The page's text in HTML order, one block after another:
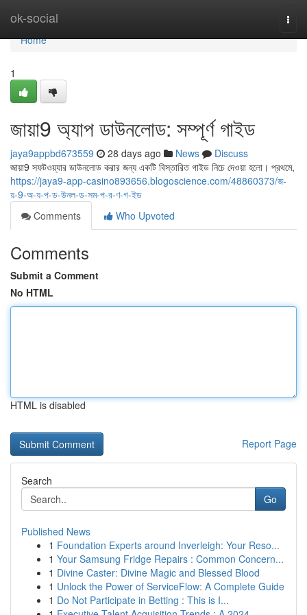
ok-social
Home
Home
1
জায়া9 অ্যাপ ডাউনলোড: সম্পূর্ণ গাইড
jaya9appbd673559 28 days ago News
Discuss
জায়া9 সফটওয়্যার ডাউনলোড করার জন্য একটি বিস্তারিত গাইড নিচে দেওয়া হলো। প্রথমে,
https://jaya9-app-casino893656.blogoscience.com/48860373/জ-
য়-9-অ-য-প-ড-উনল-ড-সম-প-র-ণ-গ-ইড
Comments
Who Upvoted
Comments
Submit a Comment
No HTML
HTML is disabled
Report Page
Search
Go
Published News
1 Foundation Experts around Inverleigh: Your Reso...
1 Your Samsung Fridge Repairs : Common Concern...
1 Divine Caster: Divine Magic and Blessed Blood
1 Unlock the Power of ServiceFlow: A Complete Guide
1 Do Not Participate in Betting : This is I...